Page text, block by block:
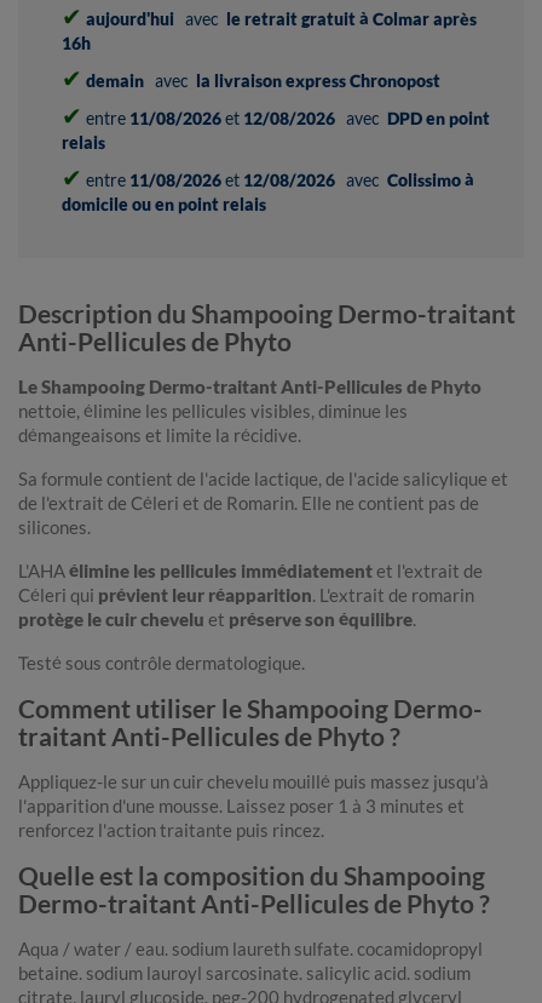
✔ aujourd'hui avec le retrait gratuit à Colmar après
16h
✔ demain avec la livraison express Chronopost
✔ entre 11/08/2026et 12/08/2026 avec DPD en point
relais
✔ entre 11/08/2026et 12/08/2026 avec Colissimo à
domicile ou en point relais
Description du Shampooing Dermo-traitant
Anti-Pellicules de Phyto
Le Shampooing Dermo-traitant Anti-Pellicules de Phyto
nettoie, élimine les pellicules visibles, diminue les
démangeaisons et limite la récidive.
Sa formule contient de l'acide lactique, de l'acide salicylique et
de l'extrait de Céleri et de Romarin. Elle ne contient pas de
silicones.
L'AHAélimine les pellicules immédiatementet l'extrait de
Céleri qui prévient leur réapparition. L'extrait de romarin
protège le cuir chevelu et préserve son équilibre.
Testé sous contrôle dermatologique.
Comment utiliser le Shampooing Dermo-
traitant Anti-Pellicules de Phyto ?
Appliquez-le sur un cuir chevelu mouillé puis massez jusqu'à
l'apparition d'une mousse. Laissez poser 1 à 3 minutes et
renforcez l'action traitante puis rincez.
Quelle est la composition du Shampooing
Dermo-traitant Anti-Pellicules de Phyto ?
Aqua / water / eau. sodium laureth sulfate. cocamidopropyl
betaine. sodium lauroyl sarcosinate. salicylic acid. sodium
citrate. lauryl glucoside. peg-200 hydrogenated glyceryl